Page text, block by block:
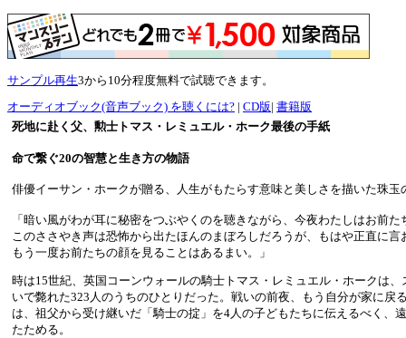
サンプル再生3から10分程度無料で試聴できます。
オーディオブック(音声ブック) を聴くには? | CD版| 書籍版
死地に赴く父、勲士トマス・レミュエル・ホーク最後の手紙
命で繋ぐ20の智慧と生き方の物語
俳優イーサン・ホークが贈る、人生がもたらす意味と美しさを描いた珠玉
「暗い風がわが耳に秘密をつぶやくのを聴きながら、今夜わたしはお前
このささやき声は恐怖から出たほんのまぼろしだろうが、もはや正直に言
もう一度お前たちの顔を見ることはあるまい。」
時は15世紀、英国コーンウォールの騎士トマス・レミュエル・ホークは
いで斃れた323人のうちのひとりだった。戦いの前夜、もう自分が家に戻
は、祖父から受け継いだ「騎士の掟」を4人の子どもたちに伝えるべく、
たためる。